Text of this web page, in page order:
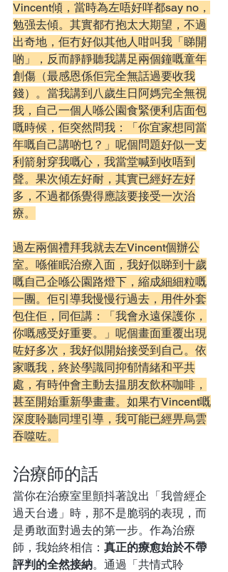
Vincent傾，當時為左唔好咩都say no ，
勉强去傾。其實都冇抱太大期望，不過
出奇地， 佢冇好似其他人咁叫我「睇開
啲」，反而靜靜聽我講足兩個鐘嘅童年
創傷（最感恩係佢完全無話過要收我
錢） 。當我講到八歲生日阿媽完全無視
我，自己一個人喺公園食緊便利店面包
嘅時候，佢突然問我：「你宜家想同當
年嘅自己講啲乜？」呢個問題好似一支
利箭射穿我嘅心，我當堂喊到收唔到
聲。果次傾左好耐，其實已經好左好
多，不過都係覺得應該要接受一次治
療。
過左兩個禮拜我就去左Vincent個辦公
室。喺催眠治療入面，我好似睇到十歲
嘅自己企喺公園路燈下，縮成細細粒嘅
一團。 佢引導我慢慢行過去，用件外套
包住佢，同佢講：「我會永遠保護你，
你嘅感受好重要。」呢個畫面重覆出現
咗好多次，我好似開始接受到自己。依
家嘅我，終於學識同抑郁情緒和平共
處，有時仲會主動去揾朋友飲杯咖啡，
甚至開始重新學畫畫。如果冇Vincent嘅
深度聆聽同埋引導，我可能已經畀烏雲
吞噬咗。
治療師的話
當你在治療室里顫抖著說出「我曾經企
過天台邊」時，那不是脆弱的表現，而
是勇敢面對過去的第一步。作為治療
師，我始終相信： 真正的療愈始於不帶
評判的全然接納。通過「共情式聆